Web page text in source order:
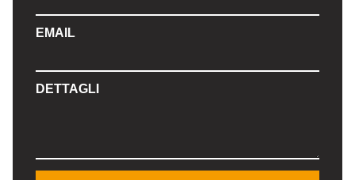
EMAIL
DETTAGLI